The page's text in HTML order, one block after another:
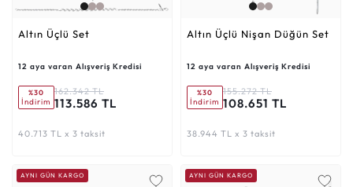
Altın Üçlü Set
12 aya varan Alışveriş Kredisi
%30
İndirim
162.342 TL
113.586 TL
40.713 TL x 3 taksit
Altın Üçlü Nişan Düğün Set
12 aya varan Alışveriş Kredisi
%30
İndirim
155.272 TL
108.651 TL
38.944 TL x 3 taksit
AYNI GÜN KARGO AYNI GÜN KARGO